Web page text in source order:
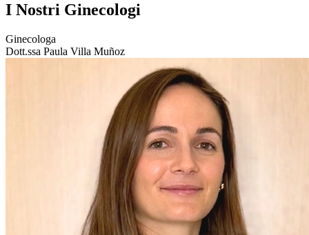
I Nostri Ginecologi
Ginecologa
Dott.ssa Paula Villa Muñoz